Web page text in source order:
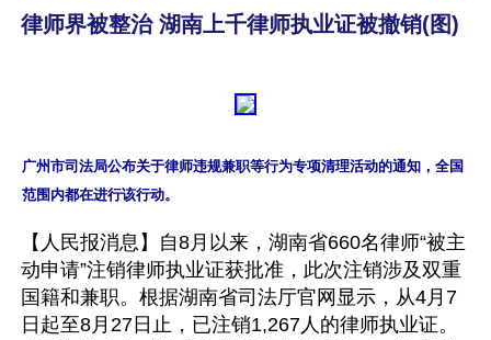
律师界被整治 湖南上千律师执业证被撤销(图)
广州市司法局公布关于律师违规兼职等行为专项清理活动的通知，全国
【人民报消息】自8月以来，湖南省660名律师“被主
动申请”注销律师执业证获批准，此次注销涉及双重
国籍和兼职。根据湖南省司法厅官网显示，从4月7
日起至8月27日止，已注销1,267人的律师执业证。